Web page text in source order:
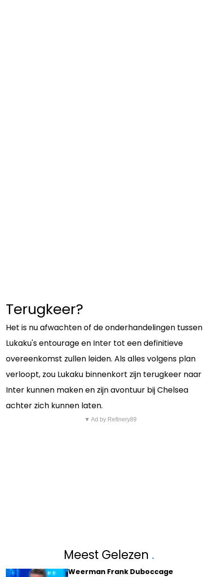
Terugkeer?
Het is nu afwachten of de onderhandelingen tussen
Lukaku's entourage en Inter tot een definitieve
overeenkomst zullen leiden. Als alles volgens plan
verloopt, zou Lukaku binnenkort zijn terugkeer naar
Inter kunnen maken en zijn avontuur bij Chelsea
achter zich kunnen laten.
▼ Ad by Refinery89
Meest Gelezen .
Weerman Frank Duboccage